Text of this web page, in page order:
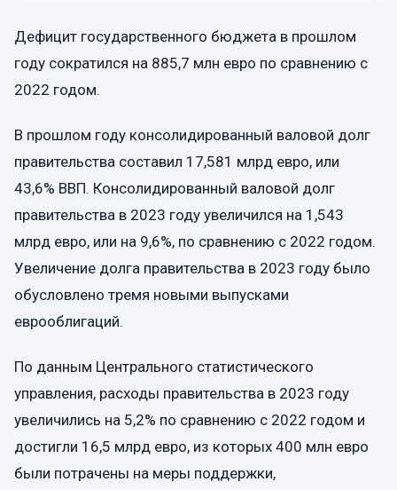
Дефицит государственного бюджета в прошлом
году сократился на 885,7 млн евро по сравнению с
2022 годом.
В прошлом году консолидированный валовой долг
правительства составил 17,581 млрд евро, или
43,6% ВВП. Консолидированный валовой долг
правительства в 2023 году увеличился на 1,543
млрд евро, или на 9,6%, по сравнению с 2022 годом.
Увеличение долга правительства в 2023 году было
обусловлено тремя новыми выпусками
еврооблигаций.
По данным Центрального статистического
управления, расходы правительства в 2023 году
увеличились на 5,2% по сравнению с 2022 годом и
достигли 16,5 млрд евро, из которых 400 млн евро
были потрачены на меры поддержки,